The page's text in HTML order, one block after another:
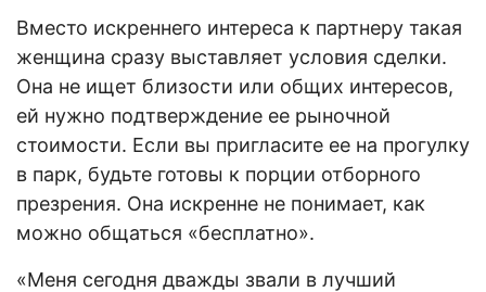
Вместо искреннего интереса к партнеру такая
женщина сразу выставляет условия сделки.
Она не ищет близости или общих интересов,
ей нужно подтверждение ее рыночной
стоимости. Если вы пригласите ее на прогулку
в парк, будьте готовы к порции отборного
презрения. Она искренне не понимает, как
можно общаться «бесплатно».
«Меня сегодня дважды звали в лучший